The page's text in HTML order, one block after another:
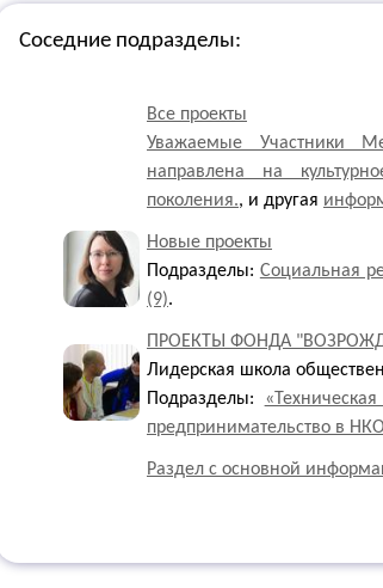
Соседние подразделы:
Все проекты
Уважаемые Участники
направлена на
поколения., и другая
Новые проекты
Подразделы: Социальная
(9).
ПРОЕКТЫ ФОНДА
Лидерская школа
Подразделы:
предпринимательство в
Раздел с основной